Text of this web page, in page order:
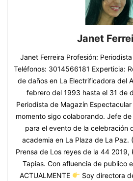
Janet
Janet Ferreira Profesión:
Teléfonos: 3014566181 Experticia:
de daños en La Electrificadora del
febrero del 1993 hasta el 31 de
Periodista de Magazín
momento sigo colaborando. Jefe
para el evento de la celebración
academia en La Plaza de La Paz.
Prensa de Los reyes de la 44 2019,
Tapias. Con afluencia de publico
ACTUALMENTE
Soy directora